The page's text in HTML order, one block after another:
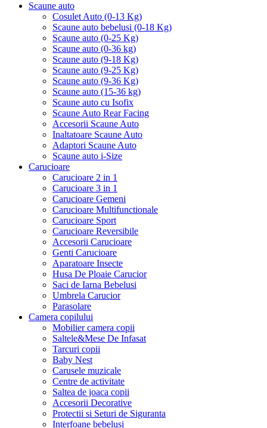
Scaune auto
Cosulet Auto (0-13 Kg)
Scaune auto bebelusi (0-18 Kg)
Scaune auto (0-25 Kg)
Scaune auto (0-36 kg)
Scaune auto (9-18 Kg)
Scaune auto (9-25 Kg)
Scaune auto (9-36 Kg)
Scaune auto (15-36 kg)
Scaune auto cu Isofix
Scaune Auto Rear Facing
Accesorii Scaune Auto
Inaltatoare Scaune Auto
Adaptori Scaune Auto
Scaune auto i-Size
Carucioare
Carucioare 2 in 1
Carucioare 3 in 1
Carucioare Gemeni
Carucioare Multifunctionale
Carucioare Sport
Carucioare Reversibile
Accesorii Carucioare
Genti Carucioare
Aparatoare Insecte
Husa De Ploaie Carucior
Saci de Iarna Bebelusi
Umbrela Carucior
Parasolare
Camera copilului
Mobilier camera copii
Saltele&Mese De Infasat
Tarcuri copii
Baby Nest
Carusele muzicale
Centre de activitate
Saltea de joaca copii
Accesorii Decorative
Protectii si Seturi de Siguranta
Interfoane bebelusi